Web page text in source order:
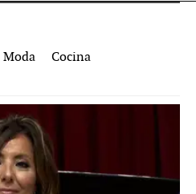
Moda Cocina